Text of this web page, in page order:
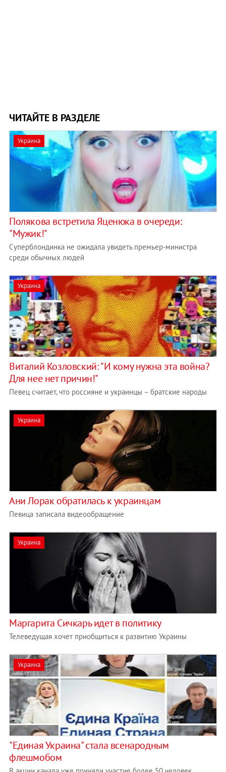
ЧИТАЙТЕ В РАЗДЕЛЕ
Украина
Полякова встретила Яценюка в очереди:
"Мужик!"
Суперблондинка не ожидала увидеть премьер-министра
среди обычных людей
Украина
Виталий Козловский: "И кому нужна эта война?
Для нее нет причин!"
Певец считает, что россияне и украинцы – братские народы
Украина
Ани Лорак обратилась к украинцам
Певица записала видеообращение
Украина
Маргарита Сичкарь идет в политику
Телеведущая хочет приобщиться к развитию Украины
Украина
"Единая Украина" стала всенародным
флешмобом